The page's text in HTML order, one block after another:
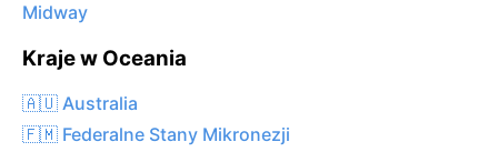
Midway
Kraje w Oceania
🇦🇺 Australia
🇫🇲 Federalne Stany Mikronezji